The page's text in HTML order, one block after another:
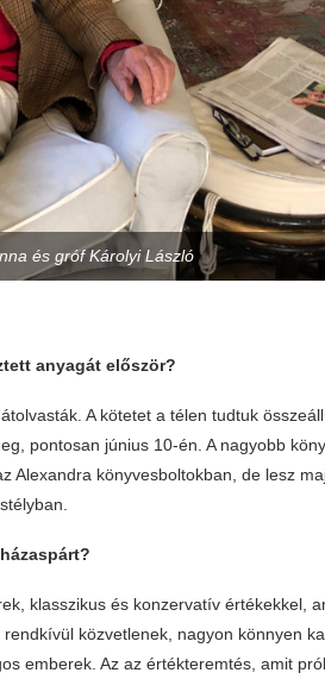
és gróf Károlyi László
anyagát először?
A kötetet a télen tudtuk
pontosan június 10-én. A nagyobb
Alexandra könyvesboltokban, de lesz
klasszikus és konzervatív értékekkel,
közvetlenek, nagyon könnyen
emberek. Az az értékteremtés, amit